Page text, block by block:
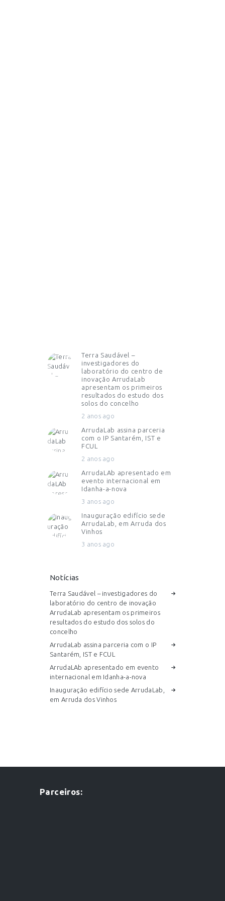
Terra Saudável –
investigadores do
laboratório do centro de
inovação ArrudaLab
apresentam os primeiros
resultados do estudo dos
solos do concelho
2 anos ago
ArrudaLab assina parceria
com o IP Santarém, IST e
FCUL
2 anos ago
ArrudaLAb apresentado em
evento internacional em
Idanha-a-nova
3 anos ago
Inauguração edifício sede
ArrudaLab, em Arruda dos
Vinhos
3 anos ago
Notícias
Terra Saudável – investigadores do
laboratório do centro de inovação
ArrudaLab apresentam os primeiros
resultados do estudo dos solos do
concelho
ArrudaLab assina parceria com o IP
Santarém, IST e FCUL
ArrudaLAb apresentado em evento
internacional em Idanha-a-nova
Inauguração edifício sede ArrudaLab,
em Arruda dos Vinhos
Parceiros: